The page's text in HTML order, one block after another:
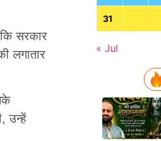
सरकार
लगातार
उन्हें
31
« Jul